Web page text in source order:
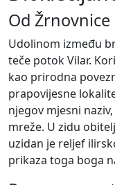
Od
Udolinom između
teče potok Vilar.
kao prirodna
prapovijesne
njegov mjesni
mreže. U zidu
uzidan je reljef
prikaza toga boga